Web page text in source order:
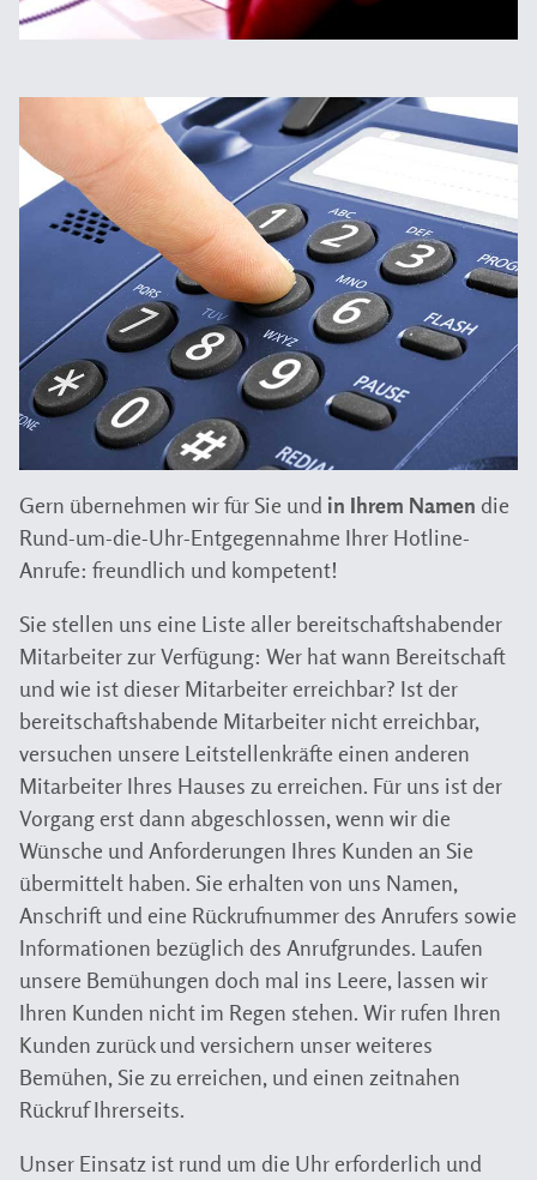
Gern übernehmen wir für Sie und in Ihrem Namen die
Rund-um-die-Uhr-Entgegennahme Ihrer Hotline-
Anrufe: freundlich und kompetent!
Sie stellen uns eine Liste aller bereitschaftshabender
Mitarbeiter zur Verfügung: Wer hat wann Bereitschaft
und wie ist dieser Mitarbeiter erreichbar? Ist der
bereitschaftshabende Mitarbeiter nicht erreichbar,
versuchen unsere Leitstellenkräfte einen anderen
Mitarbeiter Ihres Hauses zu erreichen. Für uns ist der
Vorgang erst dann abgeschlossen, wenn wir die
Wünsche und Anforderungen Ihres Kunden an Sie
übermittelt haben. Sie erhalten von uns Namen,
Anschrift und eine Rückrufnummer des Anrufers sowie
Informationen bezüglich des Anrufgrundes. Laufen
unsere Bemühungen doch mal ins Leere, lassen wir
Ihren Kunden nicht im Regen stehen. Wir rufen Ihren
Kunden zurück und versichern unser weiteres
Bemühen, Sie zu erreichen, und einen zeitnahen
Rückruf Ihrerseits.
Unser Einsatz ist rund um die Uhr erforderlich und